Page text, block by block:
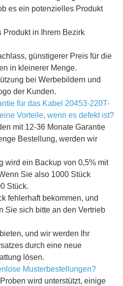
es ein potenzielles Produkt
Produkt in Ihrem Bezirk
günstigerer Preis für die
in kleinerer Menge.
bei Werbebildern und
der Kunden.
für das Kabel 20453-220T-
Vorteile, wenn es defekt ist?
mit 12-36 Monate Garantie
Bestellung, werden wir
wird ein Backup von 0,5% mit
Sie also 1000 Stück
Stück.
fehlerhaft bekommen, und
Sie sich bitte an den Vertrieb
und wir werden Ihr
durch eine neue
lösen.
Musterbestellungen?
wird unterstützt, einige